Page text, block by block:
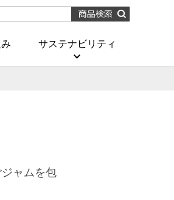
サステナビリティ
ャムを包